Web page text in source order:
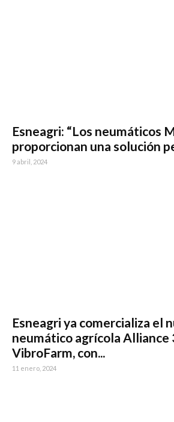
Esneagri: “Los neumáticos
proporcionan una solución
9 abril, 2024
Esneagri ya comercializa el
neumático agrícola Alliance
VibroFarm, con...
11 enero, 2024